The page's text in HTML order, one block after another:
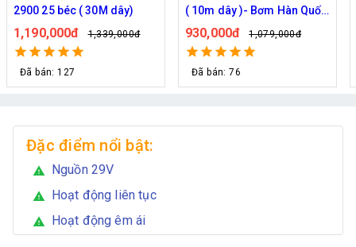
béc ( 30M dây)
1,339,000đ
127
( 10m dây )- Bơm Hàn Quốc
6017 trọn bộ
930,000đ 1,079,000đ
2500 5
Đặc điểm nổi bật:
warning Nguồn 29V
warning Hoạt động liên tục
warning Hoạt động êm ái